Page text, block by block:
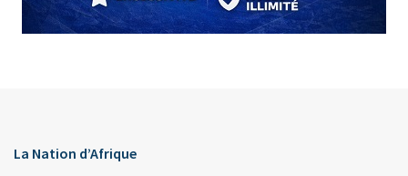
La Nation d’Afrique